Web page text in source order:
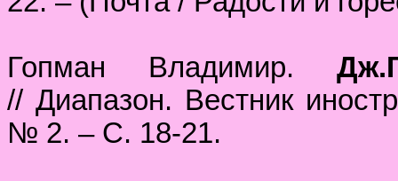
Гопман Владимир.
// Диапазон. Вестник
№ 2. – С. 18-21.